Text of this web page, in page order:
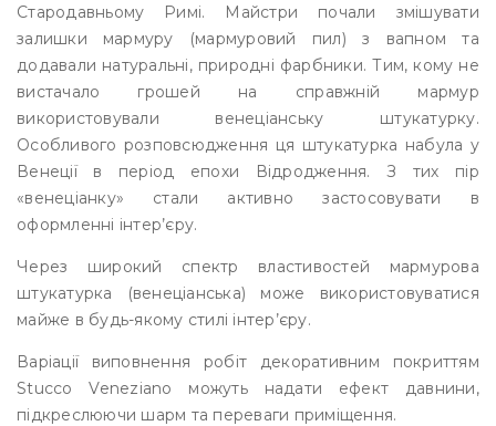
Стародавньому Римі. Майстри почали змішувати
залишки мармуру (мармуровий пил) з вапном та
додавали натуральні, природні фарбники. Тим, кому не
вистачало грошей на справжній мармур
використовували венеціанську штукатурку.
Особливого розповсюдження ця штукатурка набула у
Венеції в період епохи Відродження. З тих пір
«венеціанку» стали активно застосовувати в
оформленні інтер’єру.
Через широкий спектр властивостей мармурова
штукатурка (венеціанська) може використовуватися
майже в будь-якому стилі інтер’єру.
Варіації виповнення робіт декоративним покриттям
Stucco Veneziano можуть надати ефект давнини,
підкреслюючи шарм та переваги приміщення.